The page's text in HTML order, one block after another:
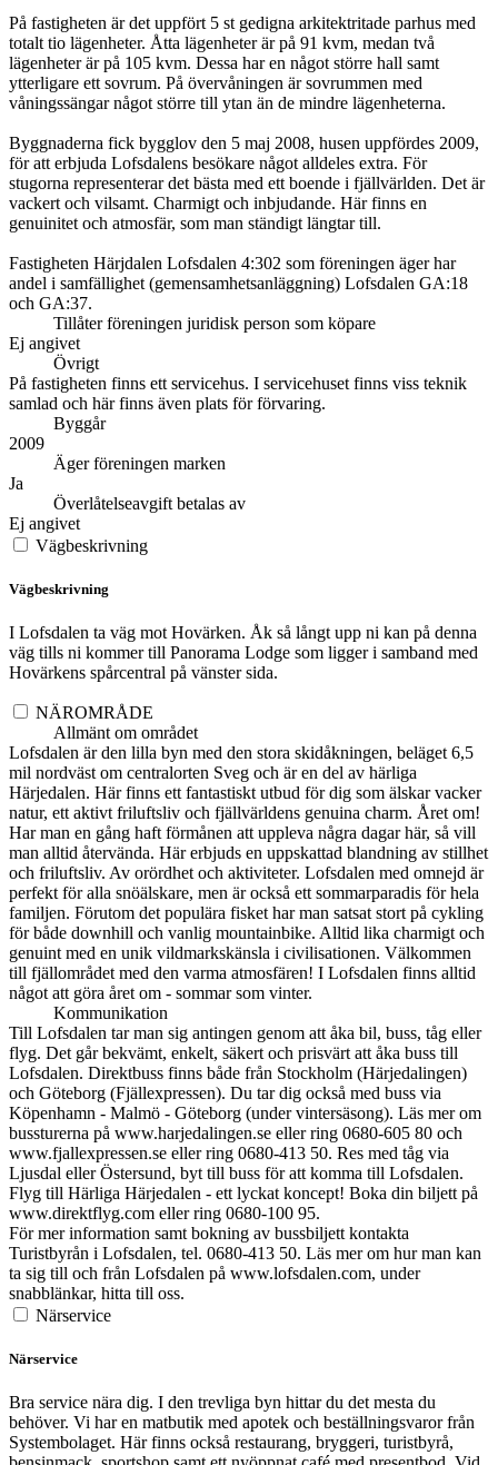
På fastigheten är det uppfört 5 st gedigna arkitektritade parhus med
totalt tio lägenheter. Åtta lägenheter är på 91 kvm, medan två
lägenheter är på 105 kvm. Dessa har en något större hall samt
ytterligare ett sovrum. På övervåningen är sovrummen med
våningssängar något större till ytan än de mindre lägenheterna.
Byggnaderna fick bygglov den 5 maj 2008, husen uppfördes 2009,
för att erbjuda Lofsdalens besökare något alldeles extra. För
stugorna representerar det bästa med ett boende i fjällvärlden. Det är
vackert och vilsamt. Charmigt och inbjudande. Här finns en
genuinitet och atmosfär, som man ständigt längtar till.
Fastigheten Härjdalen Lofsdalen 4:302 som föreningen äger har
andel i samfällighet (gemensamhetsanläggning) Lofsdalen GA:18
och GA:37.
Tillåter föreningen juridisk person som köpare
Ej angivet
Övrigt
På fastigheten finns ett servicehus. I servicehuset finns viss teknik
samlad och här finns även plats för förvaring.
Byggår
2009
Äger föreningen marken
Ja
Överlåtelseavgift betalas av
Ej angivet
Vägbeskrivning
Vägbeskrivning
I Lofsdalen ta väg mot Hovärken. Åk så långt upp ni kan på denna
väg tills ni kommer till Panorama Lodge som ligger i samband med
Hovärkens spårcentral på vänster sida.
NÄROMRÅDE
Allmänt om området
Lofsdalen är den lilla byn med den stora skidåkningen, beläget 6,5
mil nordväst om centralorten Sveg och är en del av härliga
Härjedalen. Här finns ett fantastiskt utbud för dig som älskar vacker
natur, ett aktivt friluftsliv och fjällvärldens genuina charm. Året om!
Har man en gång haft förmånen att uppleva några dagar här, så vill
man alltid återvända. Här erbjuds en uppskattad blandning av stillhet
och friluftsliv. Av orördhet och aktiviteter. Lofsdalen med omnejd är
perfekt för alla snöälskare, men är också ett sommarparadis för hela
familjen. Förutom det populära fisket har man satsat stort på cykling
för både downhill och vanlig mountainbike. Alltid lika charmigt och
genuint med en unik vildmarkskänsla i civilisationen. Välkommen
till fjällområdet med den varma atmosfären! I Lofsdalen finns alltid
något att göra året om - sommar som vinter.
Kommunikation
Till Lofsdalen tar man sig antingen genom att åka bil, buss, tåg eller
flyg. Det går bekvämt, enkelt, säkert och prisvärt att åka buss till
Lofsdalen. Direktbuss finns både från Stockholm (Härjedalingen)
och Göteborg (Fjällexpressen). Du tar dig också med buss via
Köpenhamn - Malmö - Göteborg (under vintersäsong). Läs mer om
bussturerna på www.harjedalingen.se eller ring 0680-605 80 och
www.fjallexpressen.se eller ring 0680-413 50. Res med tåg via
Ljusdal eller Östersund, byt till buss för att komma till Lofsdalen.
Flyg till Härliga Härjedalen - ett lyckat koncept! Boka din biljett på
www.direktflyg.com eller ring 0680-100 95.
För mer information samt bokning av bussbiljett kontakta
Turistbyrån i Lofsdalen, tel. 0680-413 50. Läs mer om hur man kan
ta sig till och från Lofsdalen på www.lofsdalen.com, under
snabblänkar, hitta till oss.
Närservice
Närservice
Bra service nära dig. I den trevliga byn hittar du det mesta du
behöver. Vi har en matbutik med apotek och beställningsvaror från
Systembolaget. Här finns också restaurang, bryggeri, turistbyrå,